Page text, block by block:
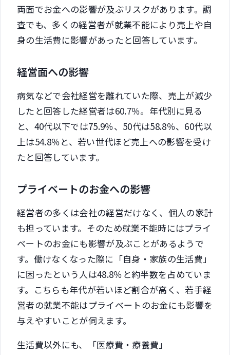
両面でお金への影響が及ぶリスクがあります。調
査でも、多くの経営者が就業不能により売上や自
身の生活費に影響があったと回答しています。
経営面への影響
病気などで会社経営を離れていた際、売上が減少
したと回答した経営者は60.7％。年代別に見る
と、40代以下では75.9％、50代は58.8％、60代以
上は54.8％と、若い世代ほど売上への影響を受け
たと回答しています。
プライベートのお金への影響
経営者の多くは会社の経営だけなく、個人の家計
も担っています。そのため就業不能時にはプライ
ベートのお金にも影響が及ぶことがあるようで
す。働けなくなった際に「自身・家族の生活費」
に困ったという人は48.8％と約半数を占めていま
す。こちらも年代が若いほど割合が高く、若手経
営者の就業不能はプライベートのお金にも影響を
与えやすいことが伺えます。
生活費以外にも、「医療費・療養費」